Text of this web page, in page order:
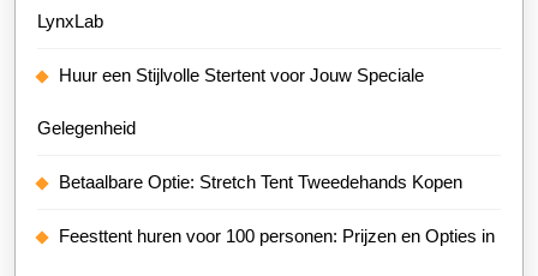
LynxLab
Huur een Stijlvolle Stertent voor Jouw Speciale
Gelegenheid
Betaalbare Optie: Stretch Tent Tweedehands Kopen
Feesttent huren voor 100 personen: Prijzen en Opties in